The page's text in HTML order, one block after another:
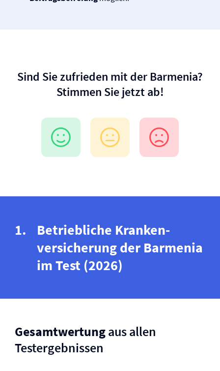
Sind Sie zufrieden mit der Barmenia?
Stimmen Sie jetzt ab!
Betriebliche Kranken­
versicherung der Barmenia
im Test (2026)
Gesamtwertungaus allen
Testergebnissen